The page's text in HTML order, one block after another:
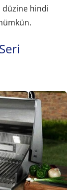
düzine hindi